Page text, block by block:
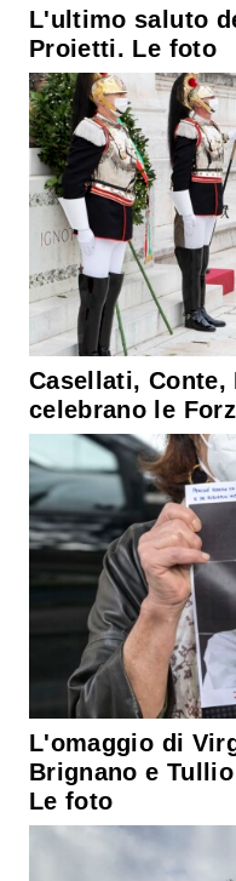
L'ultimo saluto
Proietti. Le foto
Casellati, Conte,
celebrano le
L'omaggio di
Brignano e
Le foto